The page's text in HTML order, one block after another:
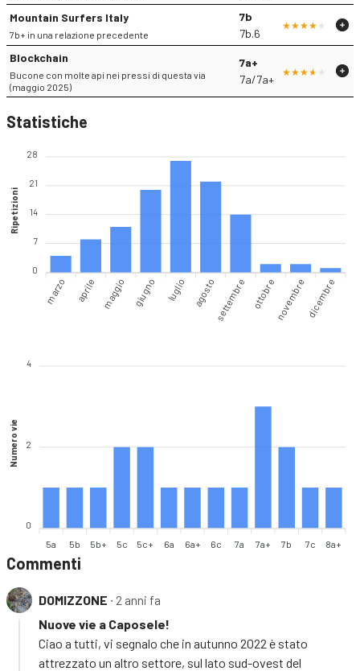
Mountain Surfers Italy
7b+ in una relazione precedente
7b
7b.6
Blockchain
Bucone con molte api nei pressi di questa via
(maggio 2025)
7a+
7a/7a+
Statistiche
28
21
14
7
0
Ripetizioni
marzo aprile maggio giugno luglio agostosettembre ottobrenovembredicembre
4
2
0
Numero vie
5a 5b 5b+ 5c 5c+ 6a 6a+ 6c 7a 7a+ 7b 7c 8a+
Commenti
DOMIZZONE ∙ 2 anni fa
Nuove vie a Caposele!
Ciao a tutti, vi segnalo che in autunno 2022 è stato
attrezzato un altro settore, sul lato sud-ovest del